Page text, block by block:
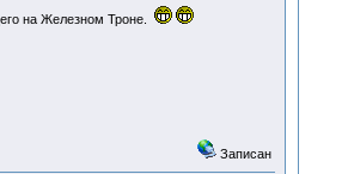
на Железном Троне.
Записан